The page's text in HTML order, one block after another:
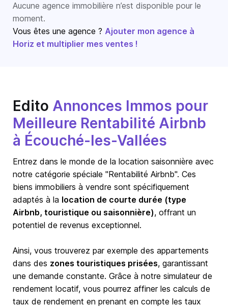
Aucune agence immobilière n’est disponible pour le
moment.
Vous êtes une agence ? Ajouter mon agence à
Horiz et multiplier mes ventes !
Edito Annonces Immos pour
Meilleure Rentabilité Airbnb
à Écouché-les-Vallées
Entrez dans le monde de la location saisonnière avec
notre catégorie spéciale "Rentabilité Airbnb". Ces
biens immobiliers à vendre sont spécifiquement
adaptés à la location de courte durée (type
Airbnb, touristique ou saisonnière), offrant un
potentiel de revenus exceptionnel.
Ainsi, vous trouverez par exemple des appartements
dans des zones touristiques prisées, garantissant
une demande constante. Grâce à notre simulateur de
rendement locatif, vous pourrez affiner les calculs de
taux de rendement en prenant en compte les taux